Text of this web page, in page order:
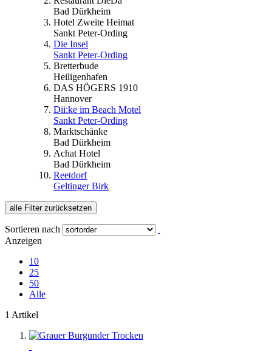
Bad Dürkheim
Hotel Zweite Heimat
Sankt Peter-Ording
Die Insel
Sankt Peter-Ording
Bretterbude
Heiligenhafen
DAS HÖGERS 1910
Hannover
Dii:ke im Beach Motel
Sankt Peter-Ording
Marktschänke
Bad Dürkheim
Achat Hotel
Bad Dürkheim
Reetdorf
Geltinger Birk
alle Filter zurücksetzen
Sortieren nach
Anzeigen
10
25
50
Alle
1 Artikel